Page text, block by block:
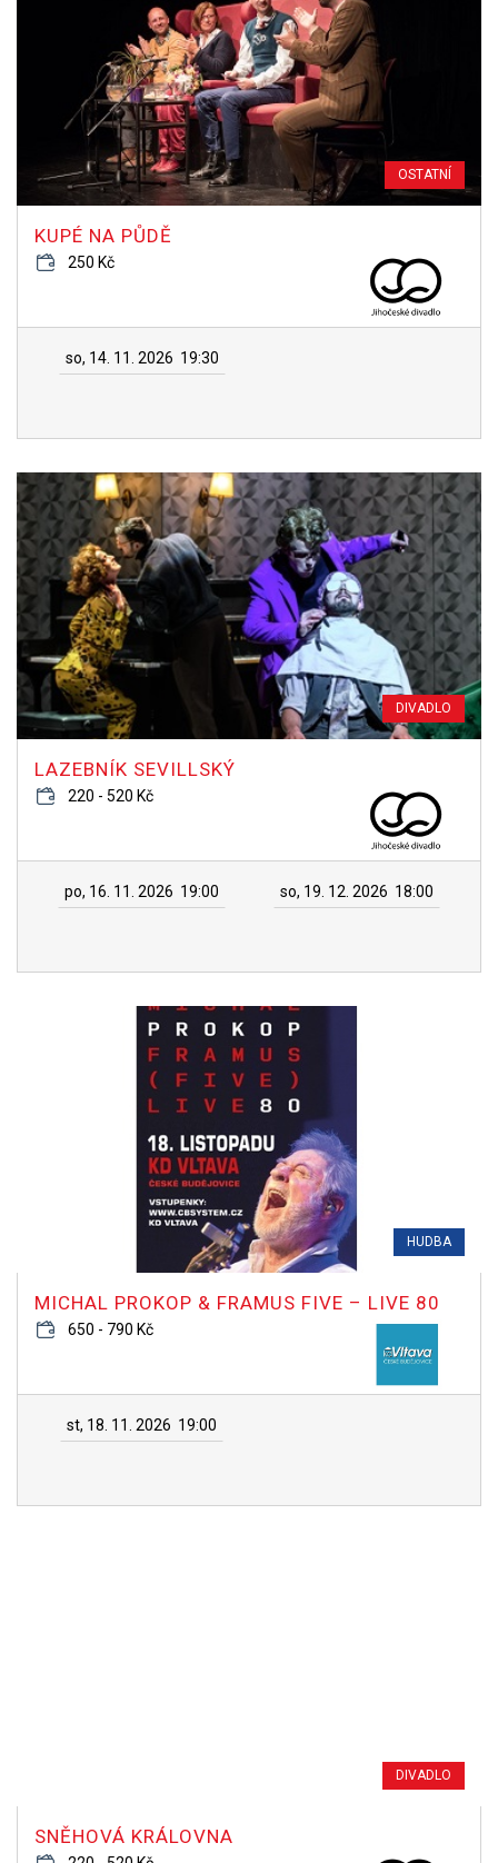
OSTATNÍ
KUPÉ NA PŮDĚ
250 Kč
so, 14. 11. 2026 19:30
DIVADLO
LAZEBNÍK SEVILLSKÝ
220 - 520 Kč
po, 16. 11. 2026 19:00 so, 19. 12. 2026 18:00
HUDBA
MICHAL PROKOP & FRAMUS FIVE – LIVE 80
650 - 790 Kč
st, 18. 11. 2026 19:00
DIVADLO
SNĚHOVÁ KRÁLOVNA